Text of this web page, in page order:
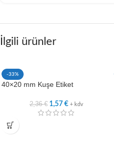
İlgili ürünler
-33%
40×20 mm Kuşe Etiket
2,36€ 1,57 € + kdv